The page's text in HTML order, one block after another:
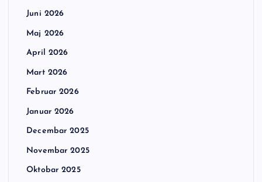
Juni 2026
Maj 2026
April 2026
Mart 2026
Februar 2026
Januar 2026
Decembar 2025
Novembar 2025
Oktobar 2025